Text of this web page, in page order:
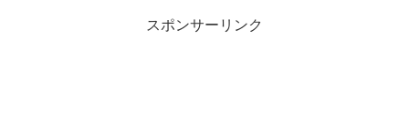
スポンサーリンク